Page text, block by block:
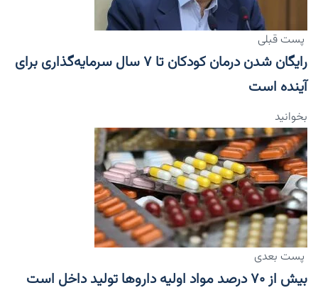
پست قبلی
رایگان شدن درمان کودکان تا ۷ سال سرمایه‌گذاری برای
آینده است
بخوانید
پست بعدی
بیش از ۷۰ درصد مواد اولیه داروها تولید داخل است